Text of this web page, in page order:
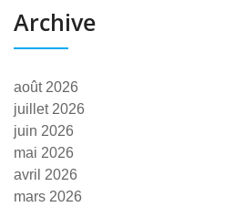
Archive
août 2026
juillet 2026
juin 2026
mai 2026
avril 2026
mars 2026